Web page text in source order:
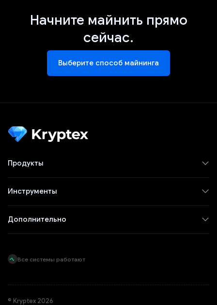
Начните майнить прямо
сейчас.
Выберите способ майнинга
Продукты
Инструменты
Дополнительно
Все системы работают
© Kryptex 2026